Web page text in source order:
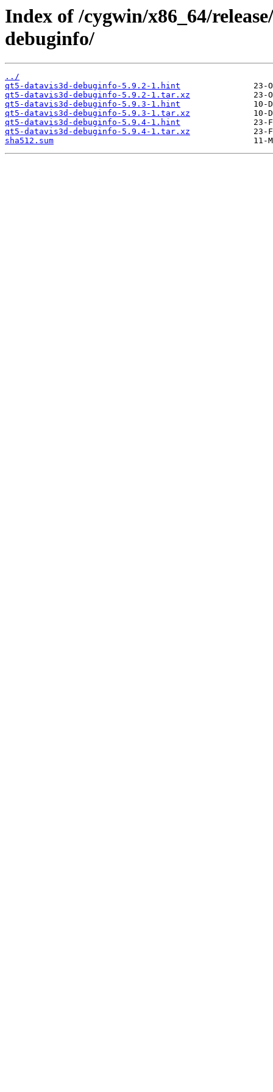
Index of /cygwin/x86_64/
debuginfo/
../
qt5-datavis3d-debuginfo-5.9.2-1.hint
qt5-datavis3d-debuginfo-5.9.2-1.tar.xz
qt5-datavis3d-debuginfo-5.9.3-1.hint
qt5-datavis3d-debuginfo-5.9.3-1.tar.xz
qt5-datavis3d-debuginfo-5.9.4-1.hint
qt5-datavis3d-debuginfo-5.9.4-1.tar.xz
sha512.sum